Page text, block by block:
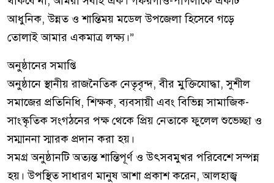
আধুনিক, উন্নত ও শান্তিময় মডেল উপজেলা হিসেবে গড়ে
তোলাই আমার একমাত্র লক্ষ্য।”
​অনুষ্ঠানের সমাপ্তি
​অনুষ্ঠানে স্থানীয় রাজনৈতিক নেতৃবৃন্দ, বীর মুক্তিযোদ্ধা, সুশীল
সমাজের প্রতিনিধি, শিক্ষক, ব্যবসায়ী এবং বিভিন্ন সামাজিক-
সাংস্কৃতিক সংগঠনের পক্ষ থেকে প্রিয় নেতাকে ফুলেল শুভেচ্ছা ও
সম্মাননা স্মারক প্রদান করা হয়।
​সমগ্র অনুষ্ঠানটি অত্যন্ত শান্তিপূর্ণ ও উৎসবমুখর পরিবেশে সম্পন্ন
হয়। উপস্থিত সাধারণ মানুষ আশা প্রকাশ করেন, আলহাজ্ব